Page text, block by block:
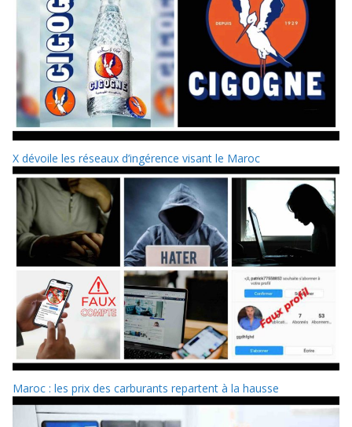
X dévoile les réseaux d’ingérence visant le Maroc
Maroc : les prix des carburants repartent à la hausse